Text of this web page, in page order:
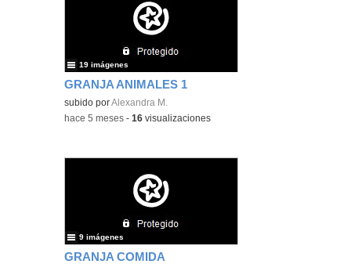
GRANJA ANIMALES 1
subido porAlexandra M.
19 imágenes
-hace 5 meses -16 visualizaciones
GRANJA COMIDA
9 imágenes